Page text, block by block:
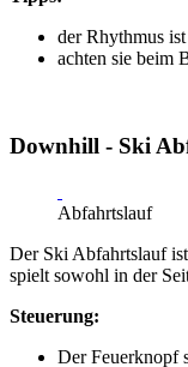
der Rhythmus
achten sie beim
Downhill - Ski
Abfahrtslauf
Der Ski Abfahrtslauf
spielt sowohl in der
Steuerung:
Der Feuerknopf